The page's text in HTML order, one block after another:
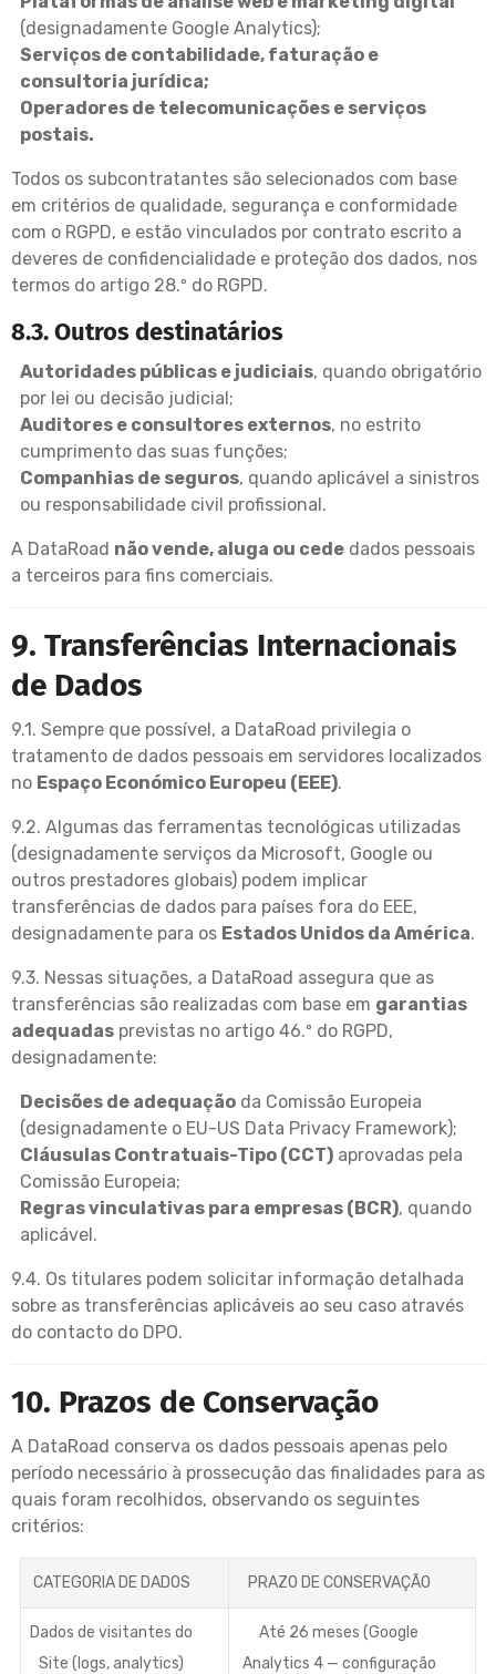
(designadamente Google Analytics);
Serviços de contabilidade, faturação e
consultoria jurídica;
Operadores de telecomunicações e serviços
postais.
Todos os subcontratantes são selecionados com base
em critérios de qualidade, segurança e conformidade
com o RGPD, e estão vinculados por contrato escrito a
deveres de confidencialidade e proteção dos dados, nos
termos do artigo 28.º do RGPD.
8.3. Outros destinatários
Autoridades públicas e judiciais, quando obrigatório
por lei ou decisão judicial;
Auditores e consultores externos, no estrito
cumprimento das suas funções;
Companhias de seguros, quando aplicável a sinistros
ou responsabilidade civil profissional.
A DataRoad não vende, aluga ou cede dados pessoais
a terceiros para fins comerciais.
9. Transferências Internacionais
de Dados
9.1. Sempre que possível, a DataRoad privilegia o
tratamento de dados pessoais em servidores localizados
no Espaço Económico Europeu (EEE).
9.2. Algumas das ferramentas tecnológicas utilizadas
(designadamente serviços da Microsoft, Google ou
outros prestadores globais) podem implicar
transferências de dados para países fora do EEE,
designadamente para os Estados Unidos da América.
9.3. Nessas situações, a DataRoad assegura que as
transferências são realizadas com base em garantias
adequadas previstas no artigo 46.º do RGPD,
designadamente:
Decisões de adequação da Comissão Europeia
(designadamente o EU-US Data Privacy Framework);
Cláusulas Contratuais-Tipo (CCT) aprovadas pela
Comissão Europeia;
Regras vinculativas para empresas (BCR), quando
aplicável.
9.4. Os titulares podem solicitar informação detalhada
sobre as transferências aplicáveis ao seu caso através
do contacto do DPO.
10. Prazos de Conservação
A DataRoad conserva os dados pessoais apenas pelo
período necessário à prossecução das finalidades para as
quais foram recolhidos, observando os seguintes
critérios:
CATEGORIA DE DADOS PRAZO DE CONSERVAÇÃO
Dados de visitantes do
Site (logs, analytics)
Até 26 meses (Google
Analytics 4 — configuração